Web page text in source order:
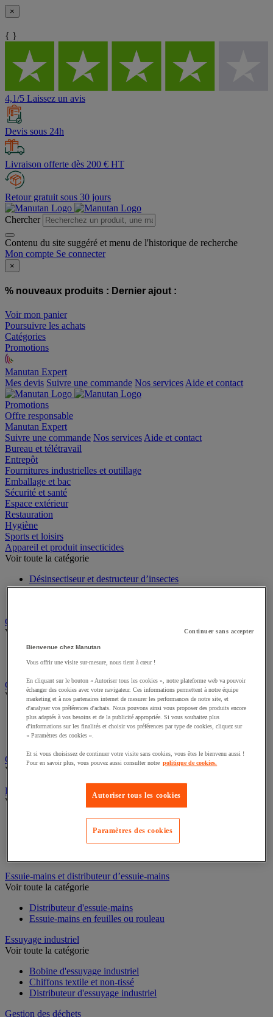
×
{ }
4,1/5 Laissez un avis
Devis sous 24h
Livraison offerte dès 200 € HT
Retour gratuit sous 30 jours
Chercher
Contenu du site suggéré et menu de l'historique de recherche
Mon compte Se connecter
×
% nouveaux produits : Dernier ajout :
Voir mon panier
Poursuivre les achats
Catégories
Promotions
Manutan Expert
offre reconditionnée
Mes devis Suivre une commande Nos services
Promotions
Offre responsable
Manutan Expert
Suivre une commande
Bureau et télétravail
Entrepôt
Fournitures industrielles et outillage
Emballage et bac
Sécurité et santé
Espace extérieur
Restauration
Hygiène
Sports et loisirs
Appareil et produit insecticides
Désinsectiseur et destructeur d’insectes
Chariot à linge et armoire à linge
Chariot à linge
Chariot de nettoyage
Voir toute la catégorie
Accessoires pour chariot de nettoyage
Chariot de lavage
Cireuse à chaussures
Équipement sanitaires, douche et salle de bain
Cloison et cabine pour sanitaires
Équipement douche
Équipement sanitaires
Essuie-mains et distributeur d’essuie-mains
Distributeur d'essuie-mains
Essuyage industriel
Bobine d'essuyage industriel
Chiffons textile et non-tissé
Continuer sans accepter
Bienvenue chez Manutan
Vous offrir une visite sur-mesure, nous tient à cœur !
En cliquant sur le bouton « Autoriser tous les cookies », notre plateforme web va pouvoir
échanger des cookies avec votre navigateur. Ces informations permettent à notre équipe
marketing et à nos partenaires internet de mesurer les performances de notre site, et
d'analyser vos préférences d'achats. Nous pouvons ainsi vous proposer des produits encore
plus adaptés à vos besoins et de la publicité appropriée. Si vous souhaitez plus
d'informations sur les finalités et choisir vos préférences par type de cookies, cliquez sur
« Paramètres des cookies ».
Et si vous choisissez de continuer votre visite sans cookies, vous êtes le bienvenu aussi !
Pour en savoir plus, vous pouvez aussi consulter notre politique de cookies.
Autoriser tous les cookies
Paramètres des cookies